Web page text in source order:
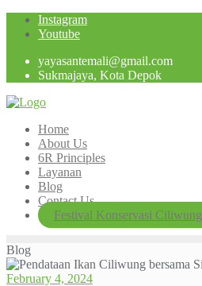
Skip
Instagram
Youtube
yayasantemali@gmail.com
Sukmajaya, Kota Depok
Home
About Us
6R Principles
Layanan
Blog
Contact Us
Festival Konservasi Ciliwung
Blog
February 4, 2024